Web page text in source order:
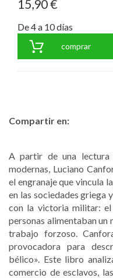
15,90 €
De 4 a 10 días
comprar
Compartir en:
A partir de una lectura
modernas, Luciano
el engranaje que vincula
en las sociedades griega
con la victoria militar:
personas alimentaban
trabajo forzoso.
provocadora para
bélico». Este libro
comercio de esclavos,